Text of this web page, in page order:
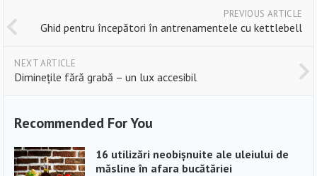
PREVIOUS ARTICLE
Ghid pentru începători în antrenamentele cu kettlebell
NEXT ARTICLE
Diminețile fără grabă – un lux accesibil
Recommended For You
16 utilizări neobișnuite ale uleiului de
măsline în afara bucătăriei